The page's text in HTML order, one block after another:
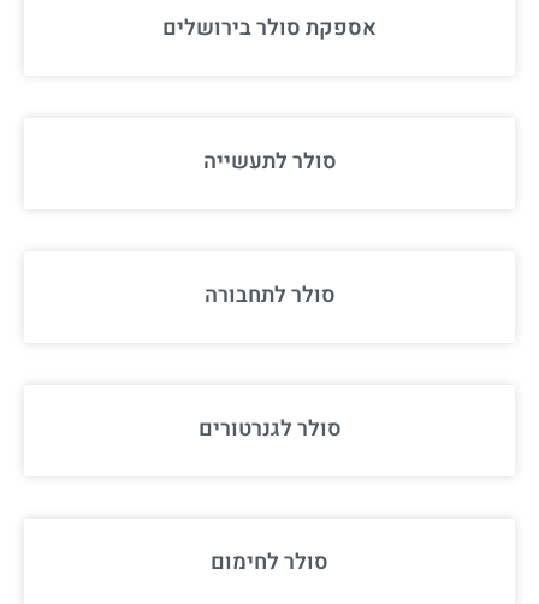
אספקת סולר בירושלים
סולר לתעשייה
סולר לתחבורה
סולר לגנרטורים
סולר לחימום